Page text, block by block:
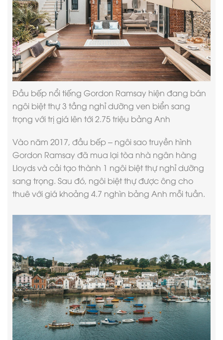
Đầu bếp nổi tiếng Gordon Ramsay hiện đang bán
ngôi biệt thự 3 tầng nghỉ dưỡng ven biển sang
trọng với trị giá lên tới 2.75 triệu bảng Anh
Vào năm 2017, đầu bếp – ngôi sao truyền hình
Gordon Ramsay đã mua lại tòa nhà ngân hàng
Lloyds và cải tạo thành 1 ngôi biệt thự nghỉ dưỡng
sang trọng. Sau đó, ngôi biệt thự được ông cho
thuê với giá khoảng 4.7 nghìn bảng Anh mỗi tuần.